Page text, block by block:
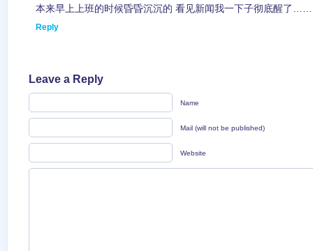
本来早上上班的时候昏昏沉沉的 看见新闻我一下子彻底醒了……
Reply
Leave a Reply
Name
Mail (will not be published)
Website